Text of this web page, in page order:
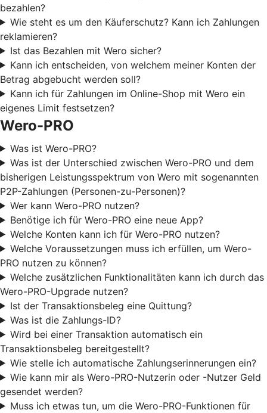
bezahlen?
Wie steht es um den Käuferschutz? Kann ich Zahlungen
reklamieren?
Ist das Bezahlen mit Wero sicher?
Kann ich entscheiden, von welchem meiner Konten der
Betrag abgebucht werden soll?
Kann ich für Zahlungen im Online-Shop mit Wero ein
eigenes Limit festsetzen?
Wero-PRO
Was ist Wero-PRO?
Was ist der Unterschied zwischen Wero-PRO und dem
bisherigen Leistungsspektrum von Wero mit sogenannten
P2P-Zahlungen (Personen-zu-Personen)?
Wer kann Wero-PRO nutzen?
Benötige ich für Wero-PRO eine neue App?
Welche Konten kann ich für Wero-PRO nutzen?
Welche Voraussetzungen muss ich erfüllen, um Wero-
PRO nutzen zu können?
Welche zusätzlichen Funktionalitäten kann ich durch das
Wero-PRO-Upgrade nutzen?
Ist der Transaktionsbeleg eine Quittung?
Was ist die Zahlungs-ID?
Wird bei einer Transaktion automatisch ein
Transaktionsbeleg bereitgestellt?
Wie stelle ich automatische Zahlungserinnerungen ein?
Wie kann mir als Wero-PRO-Nutzerin oder -Nutzer Geld
gesendet werden?
Muss ich etwas tun, um die Wero-PRO-Funktionen für